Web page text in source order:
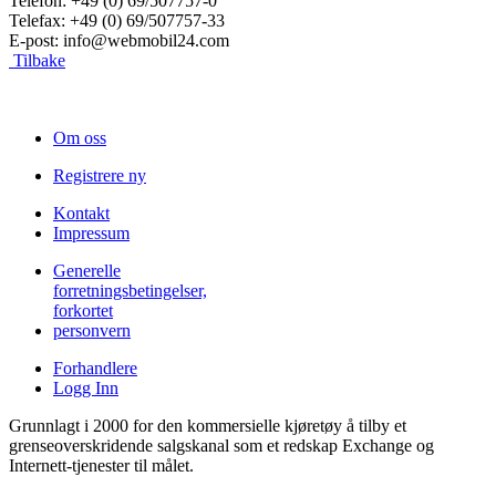
Telefax: +49 (0) 69/507757-33
E-post: info@webmobil24.com
Tilbake
Om oss
Registrere ny
Kontakt
Impressum
Generelle
forretningsbetingelser,
forkortet
personvern
Forhandlere
Logg Inn
Grunnlagt i 2000 for den kommersielle kjøretøy å tilby et
grenseoverskridende salgskanal som et redskap Exchange og
Internett-tjenester til målet.